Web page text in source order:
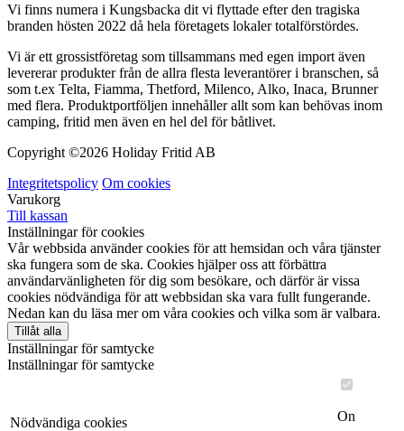
Vi finns numera i Kungsbacka dit vi flyttade efter den tragiska
branden hösten 2022 då hela företagets lokaler totalförstördes.
Vi är ett grossistföretag som tillsammans med egen import även
levererar produkter från de allra flesta leverantörer i branschen, så
som t.ex Telta, Fiamma, Thetford, Milenco, Alko, Inaca, Brunner
med flera. Produktportföljen innehåller allt som kan behövas inom
camping, fritid men även en hel del för båtlivet.
Copyright ©2026 Holiday Fritid AB
Integritetspolicy Om cookies
Varukorg
Till kassan
Inställningar för cookies
Vår webbsida använder cookies för att hemsidan och våra tjänster
ska fungera som de ska. Cookies hjälper oss att förbättra
användarvänligheten för dig som besökare, och därför är vissa
cookies nödvändiga för att webbsidan ska vara fullt fungerande.
Nedan kan du läsa mer om våra cookies och vilka som är valbara.
Tillåt alla
Inställningar för samtycke
Inställningar för samtycke
Nödvändiga cookies
On